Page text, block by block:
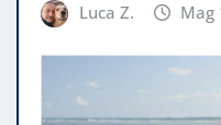
Luca Z. Mag